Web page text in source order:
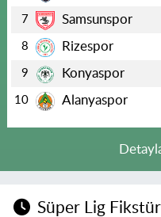
7 Samsunspor
8 Rizespor
9 Konyaspor
10 Alanyaspor
Süper Lig Fikstür